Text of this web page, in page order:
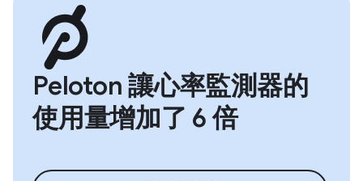
Peloton 讓心率監測器的
使用量增加了 6 倍